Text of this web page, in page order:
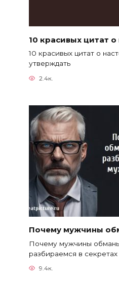
10 красивых цитат
10 красивых цитат о
утверждать
2.4к.
Почему мужчины
Почему мужчины
разбираемся в секретах
9.4к.